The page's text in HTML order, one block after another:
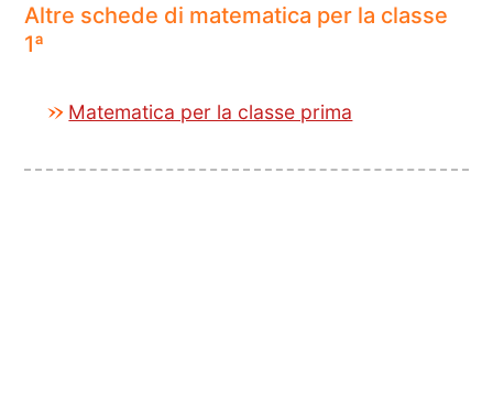
Altre schede di matematica per la classe
1ª
Matematica per la classe prima